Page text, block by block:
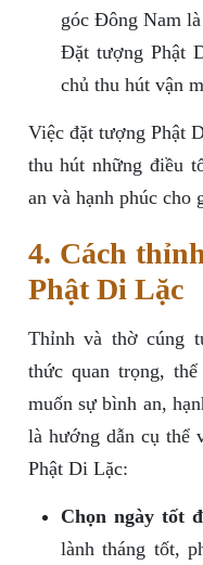
góc Đông Nam
Đặt tượng Phật
chủ thu hút vận
Việc đặt tượng Phật
thu hút những điều
an và hạnh phúc cho
4. Cách
Phật Di Lặc
Thỉnh và thờ cúng
thức quan trọng,
muốn sự bình an,
là hướng dẫn cụ thể
Phật Di Lặc:
Chọn ngày tốt
lành tháng tốt,